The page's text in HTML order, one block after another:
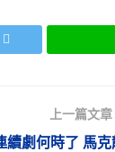
上一篇文章
續劇何時了 馬